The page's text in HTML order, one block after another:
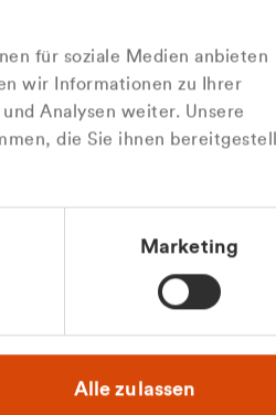
für soziale Medien anbieten
wir Informationen zu Ihrer
Analysen weiter. Unsere
die Sie ihnen
Marketing
Alle zulassen